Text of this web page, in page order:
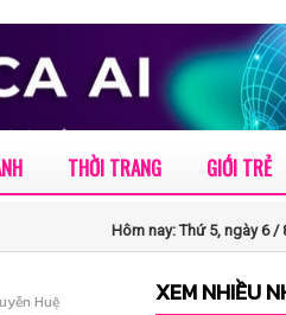
THỜI TRANG GIỚI TRẺ
Hôm nay: Thứ 5, ngày 6 /
Huệ XEM NHIỀU